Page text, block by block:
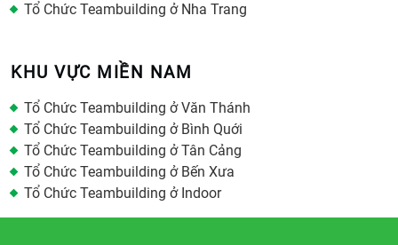
Tổ Chức Teambuilding ở Nha Trang
KHU VỰC MIỀN NAM
Tổ Chức Teambuilding ở Văn Thánh
Tổ Chức Teambuilding ở Bình Quới
Tổ Chức Teambuilding ở Tân Cảng
Tổ Chức Teambuilding ở Bến Xưa
Tổ Chức Teambuilding ở Indoor